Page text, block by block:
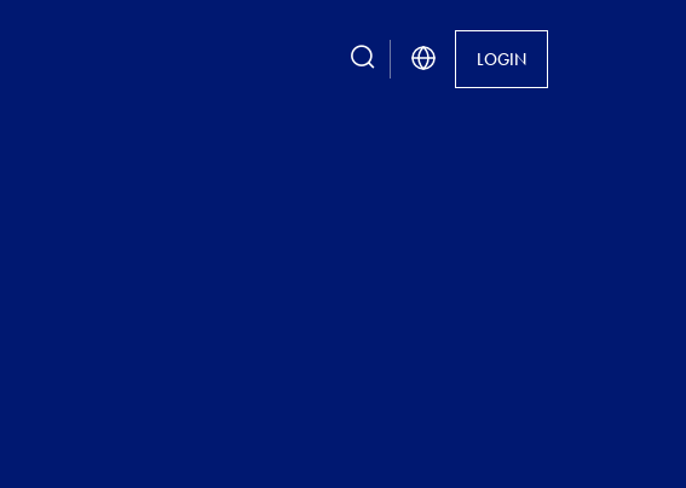
search LOGIN